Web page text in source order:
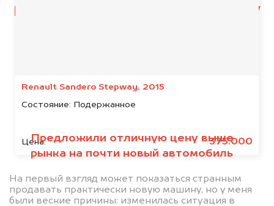
Renault Sandero Stepway, 2015
Состояние: Подержанное
Цена: 375.000
Предложили отличную цену выше
рынка на почти новый автомобиль
На первый взгляд может показаться странным
продавать практически новую машину, но у меня
были веские причины: изменилась ситуация в
по всему Кыргызстану